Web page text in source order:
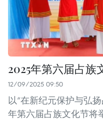
2025年第六届占族
12/09/2025 09:50
以“在新纪元保护与弘
年第六届占族文化节将